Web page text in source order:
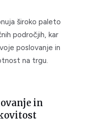
široko paleto
področjih, kar
poslovanje in
na trgu.
in